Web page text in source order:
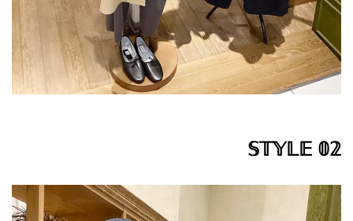
𝕊𝕋𝕐𝕃𝔼 𝟘𝟚